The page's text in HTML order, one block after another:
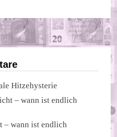
Hitzehysterie
– wann ist endlich
– wann ist endlich